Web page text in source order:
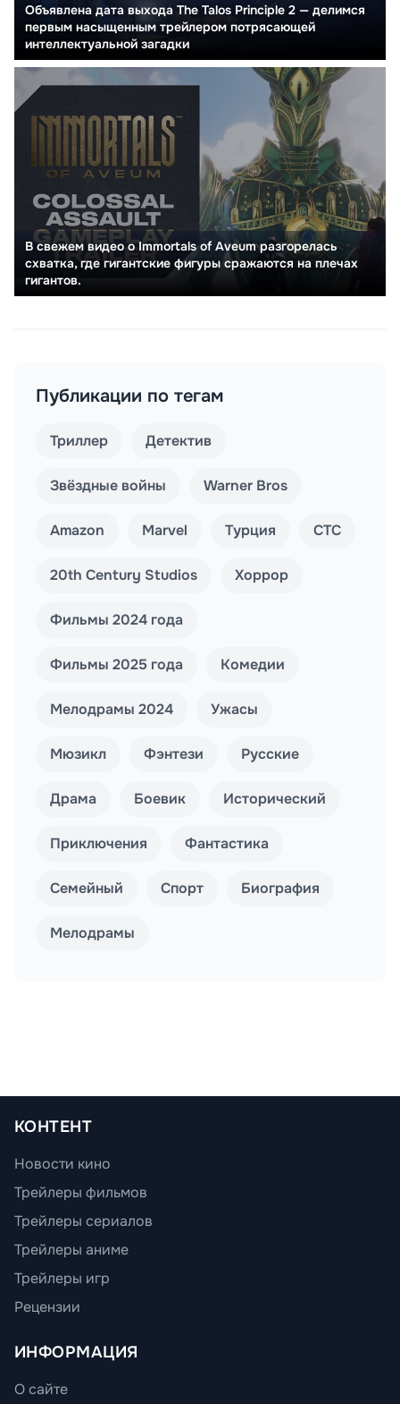
Объявлена дата выхода The Talos Principle 2 — делимся
первым насыщенным трейлером потрясающей
интеллектуальной загадки
В свежем видео о Immortals of Aveum разгорелась
схватка, где гигантские фигуры сражаются на плечах
гигантов.
Публикации по тегам
Триллер Детектив
Звёздные войны Warner Bros
Amazon Marvel Турция СТС
20th Century Studios Хоррор
Фильмы 2024 года
Фильмы 2025 года Комедии
Мелодрамы 2024 Ужасы
Мюзикл Фэнтези Русские
Драма Боевик Исторический
Приключения Фантастика
Семейный Спорт Биография
Мелодрамы
КОНТЕНТ
Новости кино
Трейлеры фильмов
Трейлеры сериалов
Трейлеры аниме
Трейлеры игр
Рецензии
ИНФОРМАЦИЯ
О сайте